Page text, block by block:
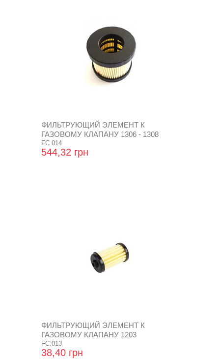
ФИЛЬТРУЮЩИЙ ЭЛЕМЕНТ К
ГАЗОВОМУ КЛАПАНУ 1306 - 1308
FC.014
544,32 грн
ФИЛЬТРУЮЩИЙ ЭЛЕМЕНТ К
ГАЗОВОМУ КЛАПАНУ 1203
FC.013
38,40 грн